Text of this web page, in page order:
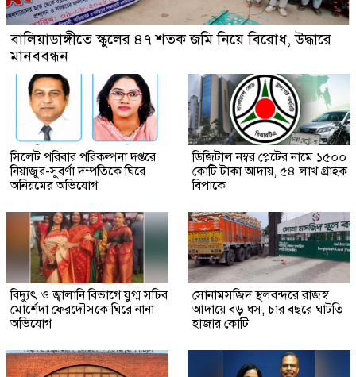
বালিয়াডাঙ্গীতে স্কুলের ৪৭ শতক জমি নিয়ে বিরোধ, উদ্ধারে
মানববন্ধন
সিলেট পরিবার পরিকল্পনা দপ্তরে
নিয়াজুর-সুবর্ণা দম্পতিকে ঘিরে
অনিয়মের অভিযোগ
ডিজিটাল নম্বর প্লেটের নামে ১৫০০
কোটি টাকা আদায়, ৫৪ লাখ গ্রাহক
বিপাকে
বিদ্যুৎ ও জ্বালানি বিভাগে যুগ্ম সচিব
মোর্শেদা ফেরদৌসকে ঘিরে নানা
অভিযোগ
সোনামসজিদ স্থলবন্দরে রাজস্ব
আদায়ে বড় ধস, চার বছরে ঘাটতি
হাজার কোটি